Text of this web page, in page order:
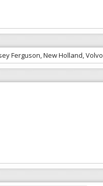
Ferguson, New Holland, Volvo